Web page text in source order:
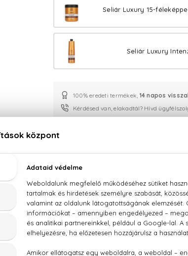
Seliár Luxury 15-
Seliár Luxury
100% eredeti termékek, 14 napos
Kérdésed van, elakadtál? Hívd
LEÍRÁS
Seliár Luxury Intenzív hidratáló